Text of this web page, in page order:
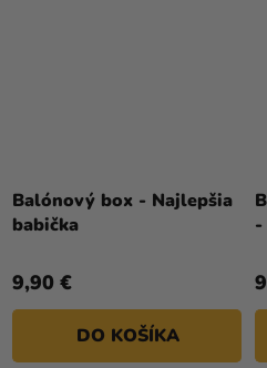
Balónový box - Najlepšia
babička
9,90 €
DO KOŠÍKA